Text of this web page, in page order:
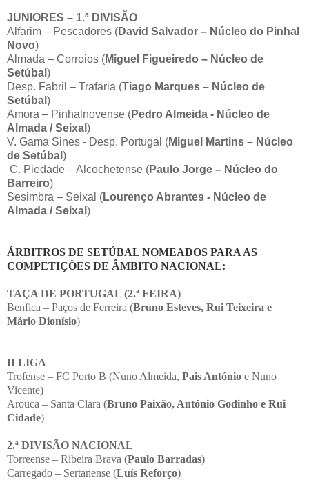
JUNIORES – 1.ª DIVISÃO
Alfarim – Pescadores (David Salvador – Núcleo do Pinhal
Novo)
Almada – Corroios (Miguel Figueiredo – Núcleo de
Setúbal )
Desp. Fabril – Trafaria (Tiago Marques – Núcleo de
Setúbal )
Amora – Pinhalnovense (Pedro Almeida - Núcleo de
Almada / Seixal )
V. Gama Sines - Desp. Portugal (Miguel Martins – Núcleo
de Setúbal )
C. Piedade – Alcochetense (Paulo Jorge – Núcleo do
Barreiro)
Sesimbra – Seixal (Lourenço Abrantes - Núcleo de
Almada / Seixal )
ÁRBITROS DE SETÚBAL NOMEADOS PARA AS
COMPETIÇÕES DE ÂMBITO NACIONAL:
TAÇA DE PORTUGAL (2.ª FEIRA)
Benfica – Paços de Ferreira (Bruno Esteves, Rui Teixeira e
Mário Dionísio)
II LIGA
Trofense – FC Porto B (Nuno Almeida, Pais António e Nuno
Vicente)
Arouca – Santa Clara (Bruno Paixão, António Godinho e Rui
Cidade)
2.ª DIVISÃO NACIONAL
Torreense – Ribeira Brava (Paulo Barradas)
Carregado – Sertanense (Luís Reforço)